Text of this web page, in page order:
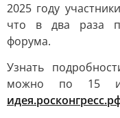
2025 году
что в два раза
форума.
Узнать
можно по 15